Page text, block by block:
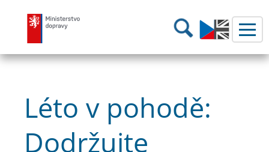
Ministerstvo dopravy Hledání
Léto v pohodě:
Dodržujte